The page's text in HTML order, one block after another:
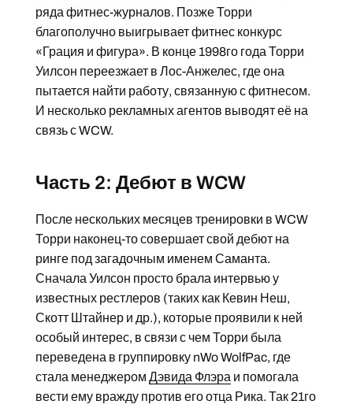
ряда фитнес-журналов. Позже Торри
благополучно выигрывает фитнес конкурс
«Грация и фигура». В конце 1998го года Торри
Уилсон переезжает в Лос-Анжелес, где она
пытается найти работу, связанную с фитнесом.
И несколько рекламных агентов выводят её на
связь с WCW.
Часть 2: Дебют в WCW
После нескольких месяцев тренировки в WCW
Торри наконец-то совершает свой дебют на
ринге под загадочным именем Саманта.
Сначала Уилсон просто брала интервью у
известных рестлеров (таких как Кевин Неш,
Скотт Штайнер и др.), которые проявили к ней
особый интерес, в связи с чем Торри была
переведена в группировку nWo WolfPac, где
стала менеджером Дэвида Флэра и помогала
вести ему вражду против его отца Рика. Так 21го